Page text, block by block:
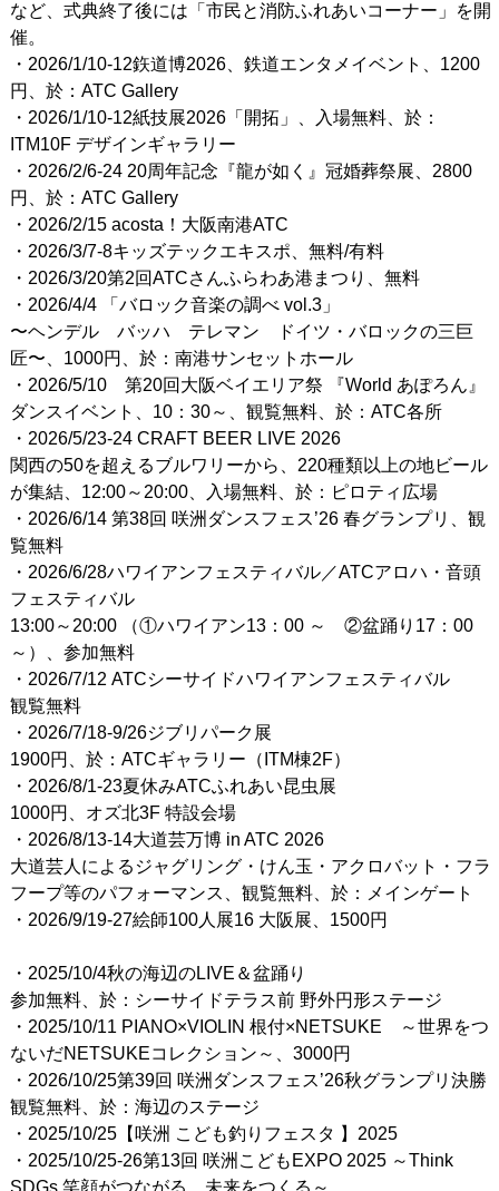
など、式典終了後には「市民と消防ふれあいコーナー」を開
催。
・2026/1/10-12鉃道博2026、鉄道エンタメイベント、1200
円、於：ATC Gallery
・2026/1/10-12紙技展2026「開拓」、入場無料、於：
ITM10F デザインギャラリー
・2026/2/6-24 20周年記念『龍が如く』冠婚葬祭展、2800
円、於：ATC Gallery
・2026/2/15 acosta！大阪南港ATC
・2026/3/7-8キッズテックエキスポ、無料/有料
・2026/3/20第2回ATCさんふらわあ港まつり、無料
・2026/4/4 「バロック音楽の調べ vol.3」
〜ヘンデル バッハ テレマン ドイツ・バロックの三巨
匠〜、1000円、於：南港サンセットホール
・2026/5/10 第20回大阪ベイエリア祭 『World あぽろん』
ダンスイベント、10：30～、観覧無料、於：ATC各所
・2026/5/23-24 CRAFT BEER LIVE 2026
関西の50を超えるブルワリーから、220種類以上の地ビール
が集結、12:00～20:00、入場無料、於：ピロティ広場
・2026/6/14 第38回 咲洲ダンスフェス’26 春グランプリ、観
覧無料
・2026/6/28ハワイアンフェスティバル／ATCアロハ・音頭
フェスティバル
13:00～20:00 （①ハワイアン13：00 ～ ②盆踊り17：00
～）、参加無料
・2026/7/12 ATCシーサイドハワイアンフェスティバル
観覧無料
・2026/7/18-9/26ジブリパーク展
1900円、於：ATCギャラリー（ITM棟2F）
・2026/8/1-23夏休みATCふれあい昆虫展
1000円、オズ北3F 特設会場
・2026/8/13-14大道芸万博 in ATC 2026
大道芸人によるジャグリング・けん玉・アクロバット・フラ
フープ等のパフォーマンス、観覧無料、於：メインゲート
・2026/9/19-27絵師100人展16 大阪展、1500円
・2025/10/4秋の海辺のLIVE＆盆踊り
参加無料、於：シーサイドテラス前 野外円形ステージ
・2025/10/11 PIANO×VIOLIN 根付×NETSUKE ～世界をつ
ないだNETSUKEコレクション～、3000円
・2026/10/25第39回 咲洲ダンスフェス’26秋グランプリ決勝
観覧無料、於：海辺のステージ
・2025/10/25【咲洲 こども釣りフェスタ 】2025
・2025/10/25-26第13回 咲洲こどもEXPO 2025 ～Think
SDGs 笑顔がつながる、未来をつくる～